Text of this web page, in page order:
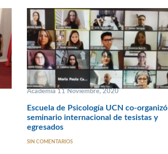
Academia 11 Noviembre, 2020
Escuela de Psicología UCN co-organizó
seminario internacional de tesistas y
egresados
SIN COMENTARIOS